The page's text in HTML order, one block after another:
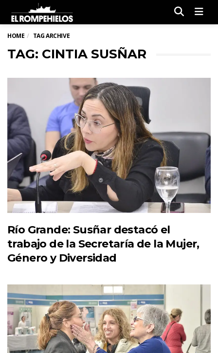
HOME TAG ARCHIVE
TAG: CINTIA SUSÑAR
Río Grande: Susñar destacó el
trabajo de la Secretaría de la Mujer,
Género y Diversidad